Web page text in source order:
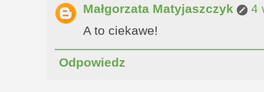
Małgorzata Matyjaszczyk
4
A to ciekawe!
Odpowiedz